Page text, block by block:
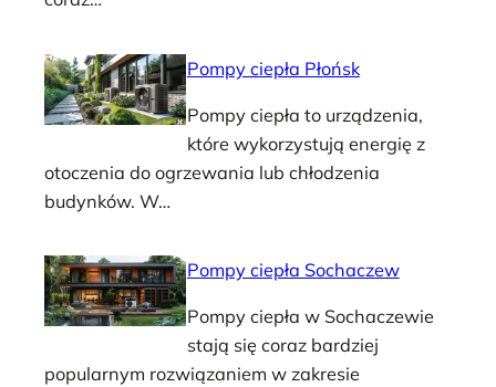
Pompy ciepła Płońsk
Pompy ciepła to urządzenia,
które wykorzystują energię z
otoczenia do ogrzewania lub chłodzenia
budynków. W…
Pompy ciepła Sochaczew
Pompy ciepła w Sochaczewie
stają się coraz bardziej
popularnym rozwiązaniem w zakresie